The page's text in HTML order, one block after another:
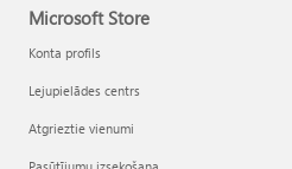
Microsoft Store
Konta profils
Lejupielādes centrs
Atgrieztie vienumi